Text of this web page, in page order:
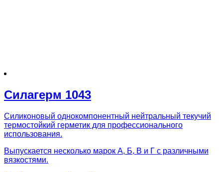
Силагерм 1043
Силиконовый однокомпонентный нейтральный текучий
термостойкий герметик для профессионального
использования.
Выпускается несколько марок А, Б, В и Г с различными
вязкостями.